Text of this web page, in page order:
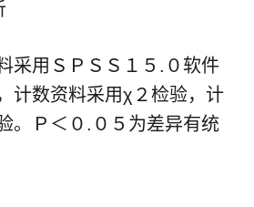
采用ＳＰＳＳ１５.０软件
计数资料采用χ２检验，计
。Ｐ＜０.０５为差异有统